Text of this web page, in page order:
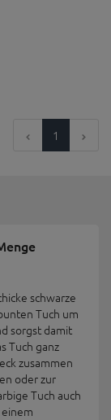
1
schwarze
Tuch um
sorgst damit
Tuch ganz
zusammen
oder zur
Tuch auch